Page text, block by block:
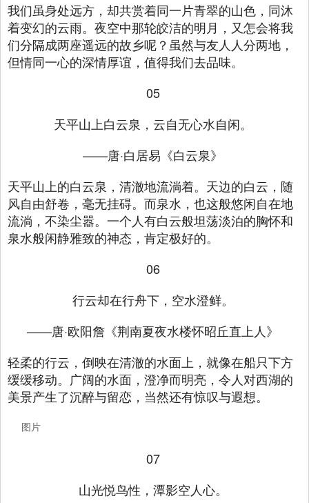
我们虽身处远方，却共赏着同一片青翠的山色，同沐
着变幻的云雨。夜空中那轮皎洁的明月，又怎会将我
们分隔成两座遥远的故乡呢？虽然与友人人分两地，
但情同一心的深情厚谊，值得我们去品味。
05
天平山上白云泉，云自无心水自闲。
——唐·白居易《白云泉》
天平山上的白云泉，清澈地流淌着。天边的白云，随
风自由舒卷，毫无挂碍。而泉水，也这般悠闲自在地
流淌，不染尘嚣。一个人有白云般坦荡淡泊的胸怀和
泉水般闲静雅致的神态，肯定极好的。
06
行云却在行舟下，空水澄鲜。
——唐·欧阳詹《荆南夏夜水楼怀昭丘直上人》
轻柔的行云，倒映在清澈的水面上，就像在船只下方
缓缓移动。广阔的水面，澄净而明亮，令人对西湖的
美景产生了沉醉与留恋，当然还有惊叹与遐想。
图片
07
山光悦鸟性，潭影空人心。